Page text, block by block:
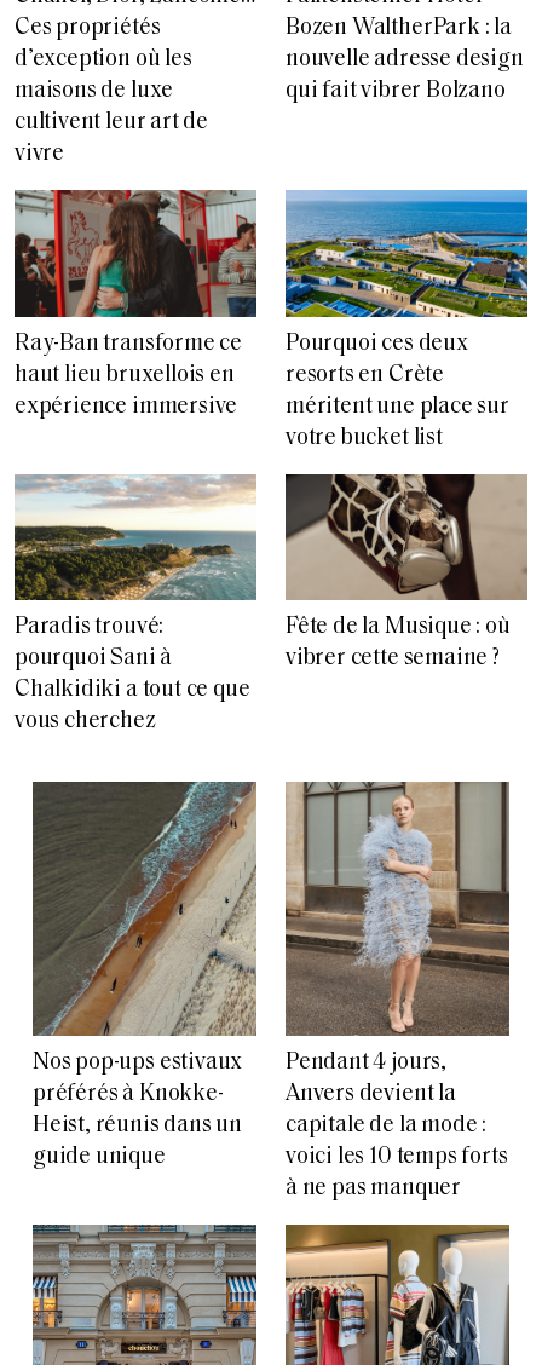
Ces propriétés
d’exception où les
maisons de luxe
cultivent leur art de
vivre
Bozen WaltherPark : la
nouvelle adresse design
qui fait vibrer Bolzano
Ray-Ban transforme ce
haut lieu bruxellois en
expérience immersive
Pourquoi ces deux
resorts en Crète
méritent une place sur
votre bucket list
Paradis trouvé:
pourquoi Sani à
Chalkidiki a tout ce que
vous cherchez
Fête de la Musique : où
vibrer cette semaine ?
Nos pop-ups estivaux
préférés à Knokke-
Heist, réunis dans un
guide unique
Pendant 4 jours,
Anvers devient la
capitale de la mode :
voici les 10 temps forts
à ne pas manquer